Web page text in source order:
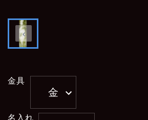
金具
金
名入れ